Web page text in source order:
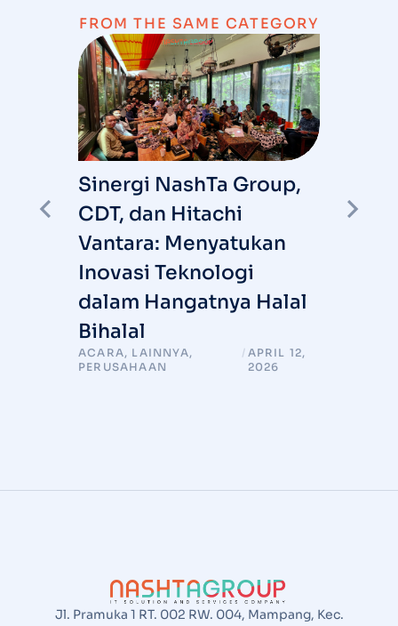
FROM THE SAME CATEGORY
Sinergi NashTa Group,
CDT, dan Hitachi
Vantara: Menyatukan
Inovasi Teknologi
dalam Hangatnya Halal
Bihalal
ACARA, LAINNYA,
PERUSAHAAN
/ APRIL 12,
2026
Jl. Pramuka 1 RT. 002 RW. 004, Mampang, Kec.